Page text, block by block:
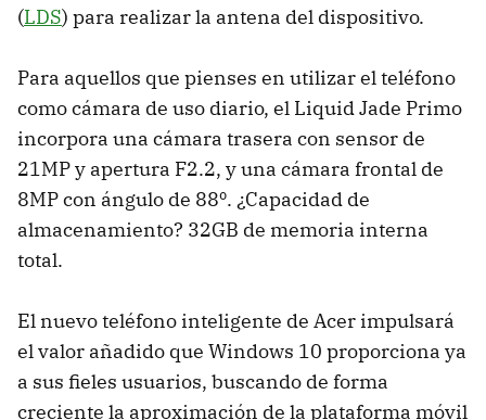
(LDS) para realizar la antena del dispositivo.
Para aquellos que pienses en utilizar el teléfono
como cámara de uso diario, el Liquid Jade Primo
incorpora una cámara trasera con sensor de
21MP y apertura F2.2, y una cámara frontal de
8MP con ángulo de 88º. ¿Capacidad de
almacenamiento? 32GB de memoria interna
total.
El nuevo teléfono inteligente de Acer impulsará
el valor añadido que Windows 10 proporciona ya
a sus fieles usuarios, buscando de forma
creciente la aproximación de la plataforma móvil